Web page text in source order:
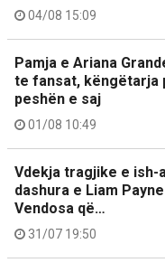
04/08 15:09
Pamja e Ariana
te fansat, këngëtarja
peshën e saj
01/08 10:49
Vdekja tragjike e ish-
dashura e Liam
Vendosa që…
31/07 19:50